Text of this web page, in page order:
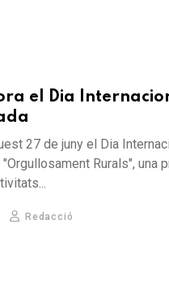
el Dia
27 de juny el Dia
Rurals", una
Redacció